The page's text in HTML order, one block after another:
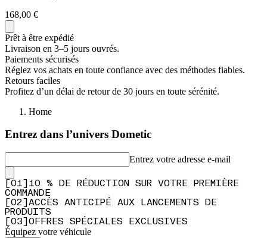
168,00 €
Prêt à être expédié
Livraison en 3–5 jours ouvrés.
Paiements sécurisés
Réglez vos achats en toute confiance avec des méthodes fiables.
Retours faciles
Profitez d’un délai de retour de 30 jours en toute sérénité.
Home
Entrez dans l’univers Dometic
Entrez votre adresse e-mail
01
10 % DE RÉDUCTION SUR VOTRE PREMIÈRE
COMMANDE
02
ACCÈS ANTICIPÉ AUX LANCEMENTS DE
PRODUITS
03 OFFRES SPÉCIALES EXCLUSIVES
Équipez votre véhicule